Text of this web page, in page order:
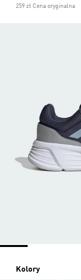
259 zł Cena oryginalna
Kolory